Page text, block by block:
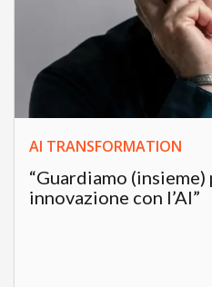
AI TRANSFORMATION
“Guardiamo
innovazione con l’AI”